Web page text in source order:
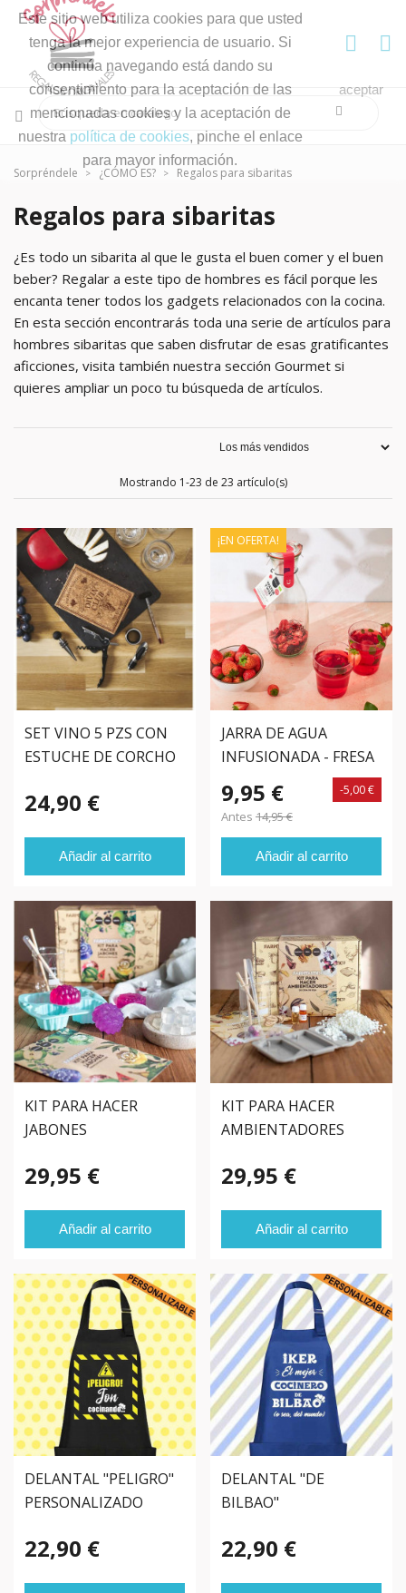
Este sitio web utiliza cookies para que usted
tenga la mejor experiencia de usuario. Si
continúa navegando está dando su
consentimiento para la aceptación de las
mencionadas cookies y la aceptación de
nuestra política de cookies, pinche el enlace
para mayor información.
aceptar
Sorpréndele ¿CÓMO ES? Regalos para sibaritas
Regalos para sibaritas
¿Es todo un sibarita al que le gusta el buen comer y el buen
beber? Regalar a este tipo de hombres es fácil porque les
encanta tener todos los gadgets relacionados con la cocina.
En esta sección encontrarás toda una serie de artículos para
hombres sibaritas que saben disfrutar de esas gratificantes
aficciones, visita también nuestra sección Gourmet si
quieres ampliar un poco tu búsqueda de artículos.
Mostrando 1-23 de 23 artículo(s)
SET VINO 5 PZS CON
ESTUCHE DE CORCHO
24,90 €
Añadir al carrito
JARRA DE AGUA
INFUSIONADA - FRESA
9,95 €
Antes 14,95 €
-5,00 €
Añadir al carrito
¡EN OFERTA!
KIT PARA HACER
JABONES
29,95 €
Añadir al carrito
KIT PARA HACER
AMBIENTADORES
29,95 €
Añadir al carrito
DELANTAL "PELIGRO"
PERSONALIZADO
22,90 €
DELANTAL "DE
BILBAO"
22,90 €